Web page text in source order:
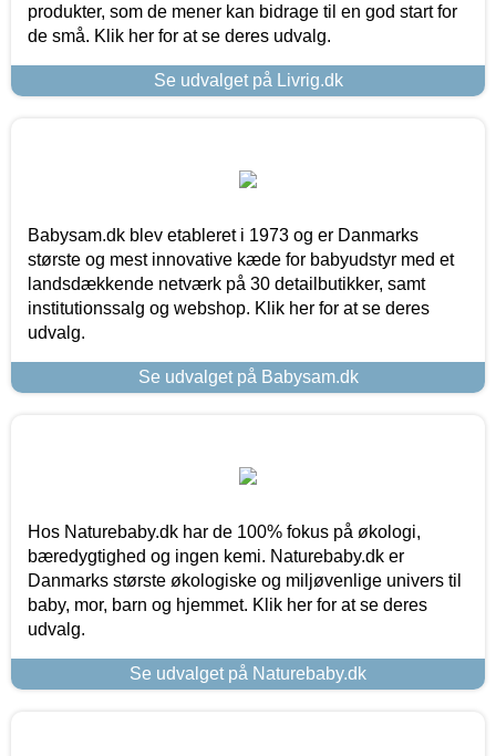
produkter, som de mener kan bidrage til en god start for
de små. Klik her for at se deres udvalg.
Se udvalget på Livrig.dk
Babysam.dk blev etableret i 1973 og er Danmarks
største og mest innovative kæde for babyudstyr med et
landsdækkende netværk på 30 detailbutikker, samt
institutionssalg og webshop. Klik her for at se deres
udvalg.
Se udvalget på Babysam.dk
Hos Naturebaby.dk har de 100% fokus på økologi,
bæredygtighed og ingen kemi. Naturebaby.dk er
Danmarks største økologiske og miljøvenlige univers til
baby, mor, barn og hjemmet. Klik her for at se deres
udvalg.
Se udvalget på Naturebaby.dk